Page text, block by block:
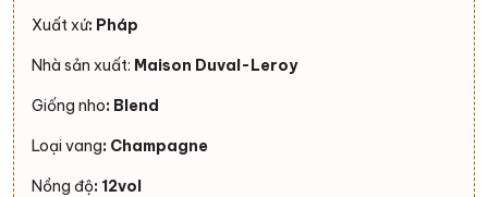
Xuất xứ: Pháp
Nhà sản xuất: Maison Duval-Leroy
Giống nho: Blend
Loại vang: Champagne
Nồng độ: 12vol